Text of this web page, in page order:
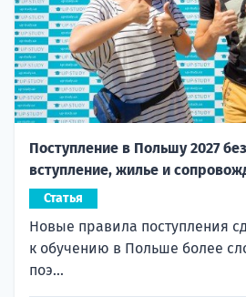
Поступление в Польшу 2027
вступление, жилье и
Статья
Новые правила поступления
к обучению в Польше более
поэ...